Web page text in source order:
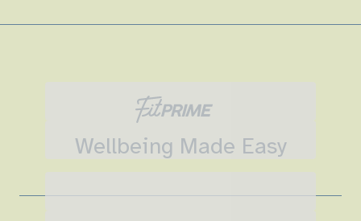
Wellbeing Made Easy